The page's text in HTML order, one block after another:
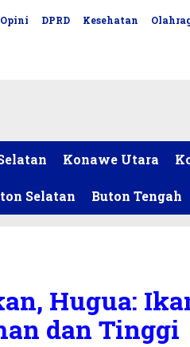
Opini DPRD Kesehatan
Konawe Utara
Selatan Buton Tengah
Hugua:
dan Tinggi